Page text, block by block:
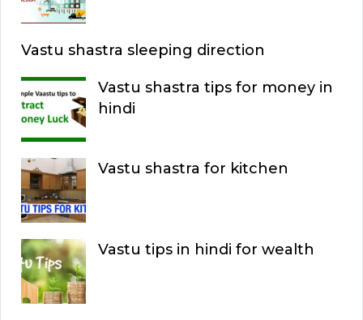
Vastu shastra sleeping direction
Vastu shastra tips for money in
hindi
Vastu shastra for kitchen
Vastu tips in hindi for wealth